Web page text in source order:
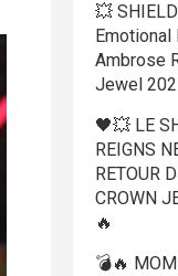
💥
Emotional
Ambrose
Jewel
🖤💥 LE
REIGNS
RETOUR
CROWN
🔥
💣🔥